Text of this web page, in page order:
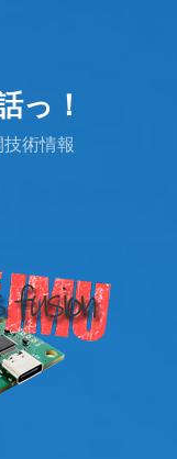
っ！
術情報